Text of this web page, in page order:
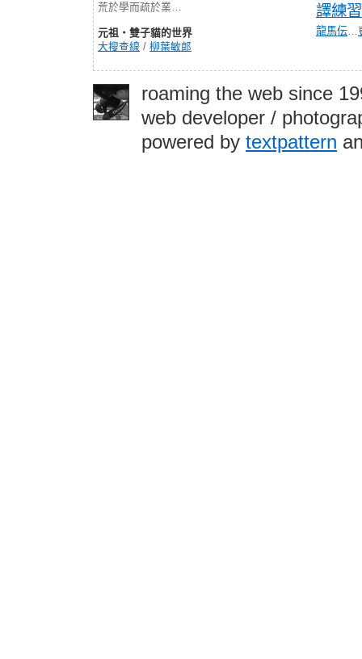
荒於學而疏於業…
元祖‧雙子貓的世界
大搜查線 / 柳葉敏郎
譯練習
龍馬伝…
roaming the web since
web developer /
powered by textpattern